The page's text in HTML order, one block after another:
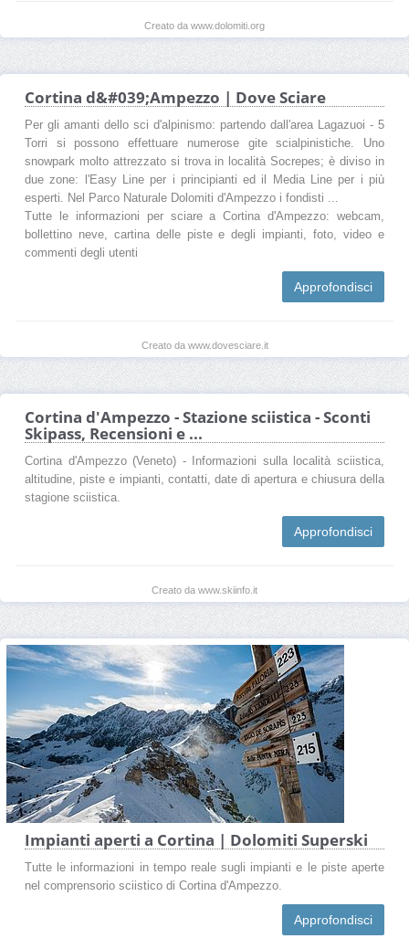
Creato da www.dolomiti.org
Cortina d&#039;Ampezzo | Dove Sciare
Per gli amanti dello sci d'alpinismo: partendo dall'area Lagazuoi - 5
Torri si possono effettuare numerose gite scialpinistiche. Uno
snowpark molto attrezzato si trova in località Socrepes; è diviso in
due zone: l'Easy Line per i principianti ed il Media Line per i più
esperti. Nel Parco Naturale Dolomiti d'Ampezzo i fondisti ...
Tutte le informazioni per sciare a Cortina d'Ampezzo: webcam,
bollettino neve, cartina delle piste e degli impianti, foto, video e
commenti degli utenti
Approfondisci
Creato da www.dovesciare.it
Cortina d'Ampezzo - Stazione sciistica - Sconti
Skipass, Recensioni e ...
Cortina d'Ampezzo (Veneto) - Informazioni sulla località sciistica,
altitudine, piste e impianti, contatti, date di apertura e chiusura della
stagione sciistica.
Approfondisci
Creato da www.skiinfo.it
Impianti aperti a Cortina | Dolomiti Superski
Tutte le informazioni in tempo reale sugli impianti e le piste aperte
nel comprensorio sciistico di Cortina d'Ampezzo.
Approfondisci